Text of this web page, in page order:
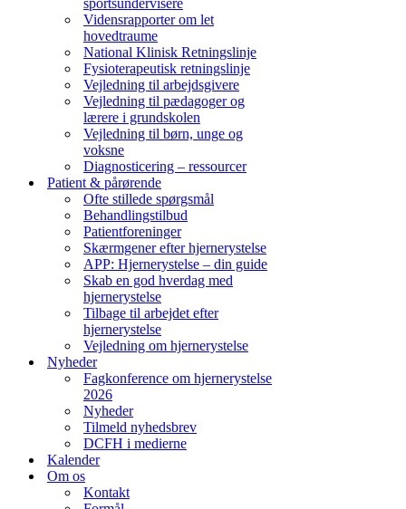
sportsundervisere
Vidensrapporter om let
hovedtraume
National Klinisk Retningslinje
Fysioterapeutisk retningslinje
Vejledning til arbejdsgivere
Vejledning til pædagoger og
lærere i grundskolen
Vejledning til børn, unge og
voksne
Diagnosticering – ressourcer
Patient & pårørende
Ofte stillede spørgsmål
Behandlingstilbud
Patientforeninger
Skærmgener efter hjernerystelse
APP: Hjernerystelse – din guide
Skab en god hverdag med
hjernerystelse
Tilbage til arbejdet efter
hjernerystelse
Vejledning om hjernerystelse
Nyheder
Fagkonference om hjernerystelse
2026
Nyheder
Tilmeld nyhedsbrev
DCFH i medierne
Kalender
Om os
Kontakt